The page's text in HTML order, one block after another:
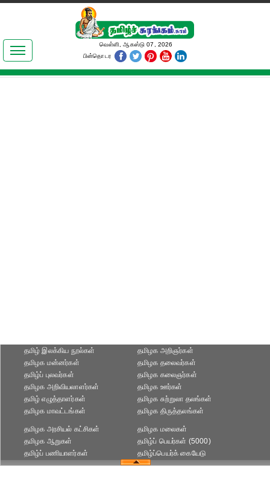
இலக்கியங்கள்
தமிழ் உலகம்
வெள்ளி, ஆகஸ்டு 07, 2026
பின்தொடர
தமிழ் இலக்கிய நூல்கள்
தமிழக மன்னர்கள்
தமிழ்ப் புலவர்கள்
தமிழக அறிஞர்கள்
தமிழக தலைவர்கள்
தமிழக கலைஞர்கள்
தமிழக அறிவியலாளர்கள்‎
தமிழ் எழுத்தாளர்கள்
தமிழக மாவட்டங்கள்
தமிழக ஊர்கள்
தமிழக சுற்றுலா தலங்கள்
தமிழக திருத்தலங்கள்
தமிழக அரசியல் கட்சிகள்
தமிழக ஆறுகள்
தமிழ்ப் பணியாளர்கள்
தமிழக மலைகள்
தமிழ்ப் பெயர்கள் (5000)
தமிழ்ப்பெயர்க் கையேடு